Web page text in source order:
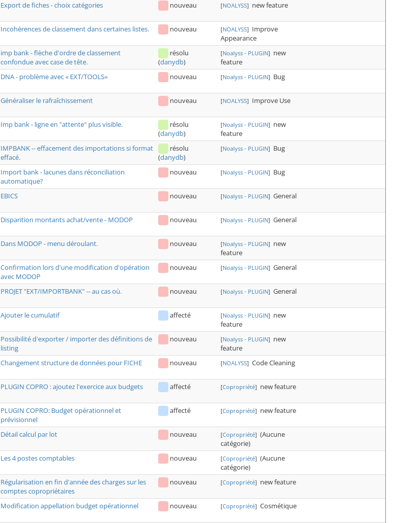
Export de fiches - choix catégories nouveau [NOALYSS] new feature
Incohérences de classement dans certaines listes. nouveau [NOALYSS] Improve
Appearance
imp bank - flèche d'ordre de classement
confondue avec case de tête.
résolu
(danydb)
[Noalyss - PLUGIN] new
feature
DNA - problème avec « EXT/TOOLS» nouveau [Noalyss - PLUGIN] Bug
Généraliser le rafraîchissement nouveau [NOALYSS] Improve Use
Imp bank - ligne en "attente" plus visible.
résolu
(danydb)
[Noalyss - PLUGIN] new
feature
IMPBANK -- effacement des importations si format
effacé.
résolu
(danydb)
[Noalyss - PLUGIN] Bug
Import bank - lacunes dans réconciliation
automatique?
nouveau [Noalyss - PLUGIN] Bug
EBICS nouveau [Noalyss - PLUGIN] General
Disparition montants achat/vente - MODOP nouveau [Noalyss - PLUGIN] General
Dans MODOP - menu déroulant. nouveau [Noalyss - PLUGIN] new
feature
Confirmation lors d'une modification d'opération
avec MODOP
nouveau [Noalyss - PLUGIN] General
PROJET "EXT/IMPORTBANK" -- au cas où. nouveau [Noalyss - PLUGIN] General
Ajouter le cumulatif affecté [Noalyss - PLUGIN] new
feature
Possibilité d'exporter / importer des définitions de
listing
nouveau [Noalyss - PLUGIN] new
feature
Changement structure de données pour FICHE nouveau [NOALYSS] Code Cleaning
PLUGIN COPRO : ajoutez l'exercice aux budgets affecté [Copropriété] new feature
PLUGIN COPRO: Budget opérationnel et
prévisionnel
affecté [Copropriété] new feature
Détail calcul par lot nouveau [Copropriété] (Aucune
catégorie)
Les 4 postes comptables nouveau [Copropriété] (Aucune
catégorie)
Régularisation en fin d'année des charges sur les
comptes copropriétaires
nouveau [Copropriété] new feature
Modification appellation budget opérationnel nouveau [Copropriété] Cosmétique